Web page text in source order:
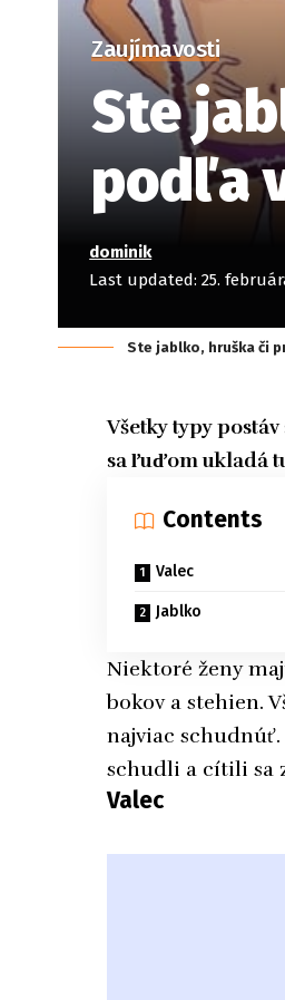
Zaujímavosti
Ste
podľa
Last updated: 25.
dominik
Ste jablko, hruška či
Všetky typy
sa ľuďom ukladá
Contents
Valec
Jablko
Niektoré ženy
bokov a stehien.
najviac schudnúť.
schudli a cítili sa
Valec